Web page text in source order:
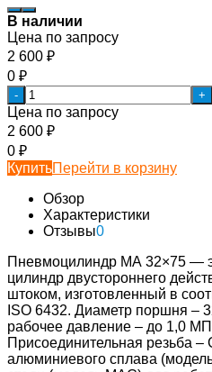
В наличии
Цена по запросу
2 600 ₽
0 ₽
- +
Цена по запросу
2 600 ₽
0 ₽
КупитьПерейти в корзину
Обзор
Характеристики
Отзывы0
Пневмоцилиндр МА 32×75 —
цилиндр двустороннего
штоком, изготовленный в
ISO 6432. Диаметр поршня –
рабочее давление – до 1,0
Присоединительная резьба –
алюминиевого сплава